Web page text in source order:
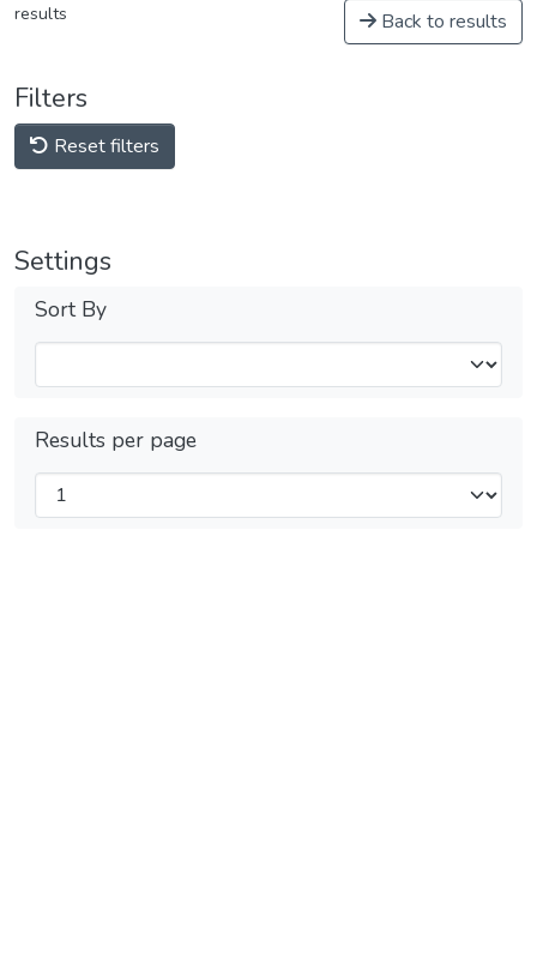
results Back to results
Filters
Reset filters
Settings
Sort By
Results per page